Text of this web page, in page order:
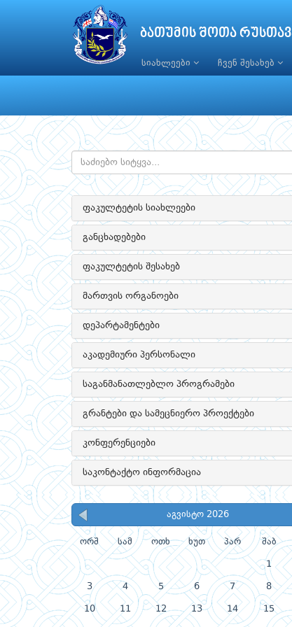
ბათუმის შოთა
სიახლეები ჩვენ შესახებ
ფაკულტეტის სიახლეები
განცხადებები
ფაკულტეტის შესახებ
მართვის ორგანოები
დეპარტამენტები
აკადემიური პერსონალი
საგანმანათლებლო პროგრამები
გრანტები და სამეცნიერო პროექტები
კონფერენციები
საკონტაქტო ინფორმაცია
აგვისტო 2026
ორშ სამ ოთხ ხუთ პარ შაბ
1
3 4 5 6 7 8
10 11 12 13 14 15